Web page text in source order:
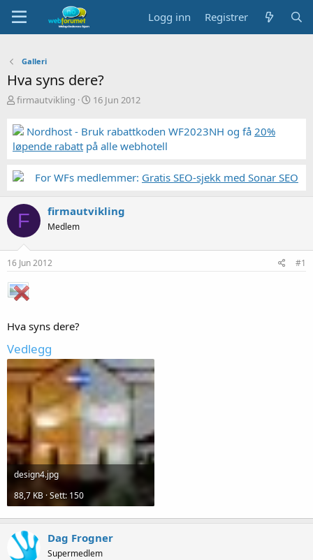
Logg inn Registrer
Galleri
Hva syns dere?
T
å
d
s
a
e
r
firmautvikling
S
r
t
a
16 Jun 2012
Nordhost - Bruk rabattkoden WF2023NH og få 20%
løpende rabatt på alle webhotell
For WFs medlemmer: Gratis SEO-sjekk med Sonar SEO
F firmautvikling
Medlem
16 Jun 2012 #1
Hva syns dere?
Vedlegg
design4.jpg
88,7 KB · Sett: 150
Dag Frogner
Supermedlem